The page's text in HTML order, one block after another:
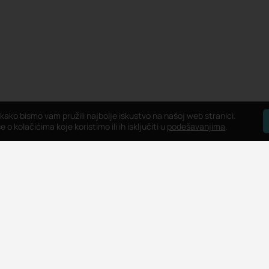
bismo vam pružili najbolje iskustvo na našoj web stranici.
o kolačićima koje koristimo ili ih isključiti u podešavanjima.